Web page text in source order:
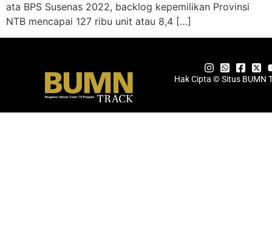
ata BPS Susenas 2022, backlog kepemilikan Provinsi
NTB mencapai 127 ribu unit atau 8,4 […]
Hak Cipta © Situs BUMN